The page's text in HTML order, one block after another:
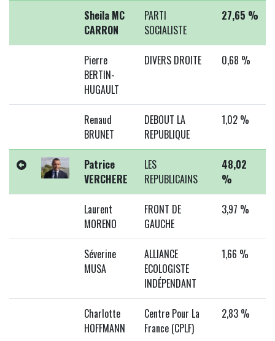
Sheila MC
CARRON
PARTI
SOCIALISTE
27,65 %
Pierre
BERTIN-
HUGAULT
DIVERS DROITE 0,68 %
Renaud
BRUNET
DEBOUT LA
REPUBLIQUE
1,02 %
Patrice
VERCHERE
LES
REPUBLICAINS
48,02
%
Laurent
MORENO
FRONT DE
GAUCHE
3,97 %
Séverine
MUSA
ALLIANCE
ECOLOGISTE
INDÉPENDANT
1,66 %
Charlotte
HOFFMANN
Centre Pour La
France (CPLF)
2,83 %